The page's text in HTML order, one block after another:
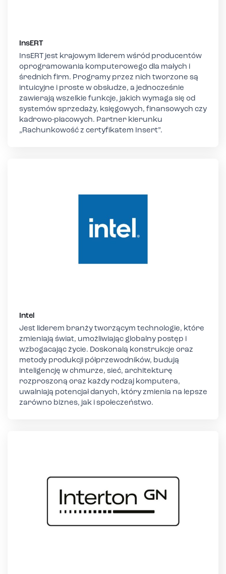
InsERT
InsERT jest krajowym liderem wśród producentów
oprogramowania komputerowego dla małych i
średnich firm. Programy przez nich tworzone są
intuicyjne i proste w obsłudze, a jednocześnie
zawierają wszelkie funkcje, jakich wymaga się od
systemów sprzedaży, księgowych, finansowych czy
kadrowo-płacowych. Partner kierunku
„Rachunkowość z certyfikatem Insert”.
Intel
Jest liderem branży tworzącym technologie, które
zmieniają świat, umożliwiając globalny postęp i
wzbogacając życie. Doskonalą konstrukcje oraz
metody produkcji półprzewodników, budują
inteligencję w chmurze, sieć, architekturę
rozproszoną oraz każdy rodzaj komputera,
uwalniają potencjał danych, który zmienia na lepsze
zarówno biznes, jak i społeczeństwo.